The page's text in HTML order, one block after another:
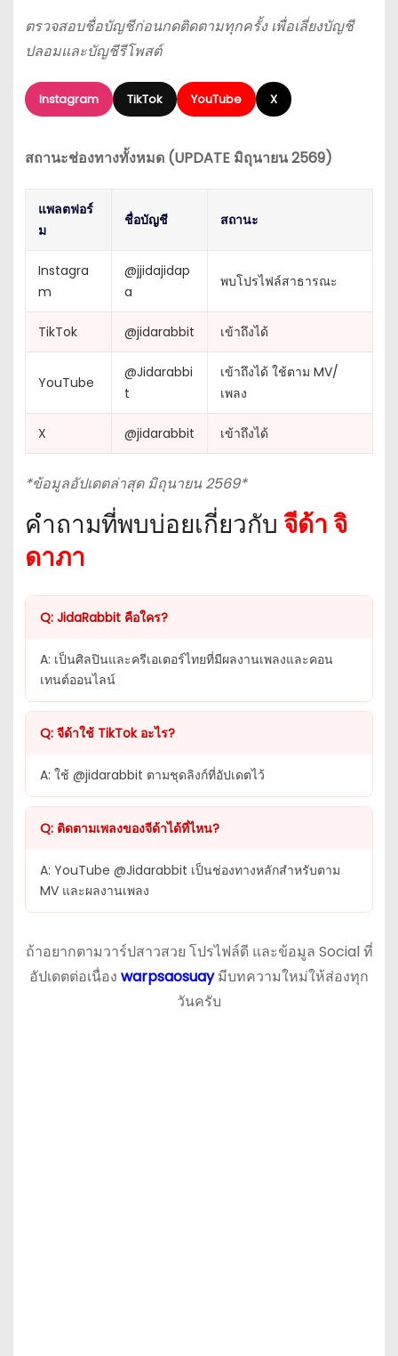
ตรวจสอบชื่อบัญชีก่อนกดติดตามทุกครั้ง เพื่อเลี่ยงบัญชี
ปลอมและบัญชีรีโพสต์
Instagram TikTok YouTube X
สถานะช่องทางทั้งหมด (UPDATE มิถุนายน 2569)
แพลตฟอร์
ม
ชื่อบัญชี สถานะ
Instagra
m
@jjidajidap
a
พบโปรไฟล์สาธารณะ
TikTok @jidarabbit เข้าถึงได้
YouTube
@Jidarabbi
t
เข้าถึงได้ ใช้ตาม MV/
เพลง
X @jidarabbit เข้าถึงได้
*ข้อมูลอัปเดตล่าสุด มิถุนายน 2569*
คำถามที่พบบ่อยเกี่ยวกับ จีด้า จิ
ดาภา
Q: JidaRabbit คือใคร?
A: เป็นศิลปินและครีเอเตอร์ไทยที่มีผลงานเพลงและคอน
เทนต์ออนไลน์
Q: จีด้าใช้ TikTok อะไร?
A: ใช้ @jidarabbit ตามชุดลิงก์ที่อัปเดตไว้
Q: ติดตามเพลงของจีด้าได้ที่ไหน?
A: YouTube @Jidarabbit เป็นช่องทางหลักสำหรับตาม
MV และผลงานเพลง
ถ้าอยากตามวาร์ปสาวสวย โปรไฟล์ดี และข้อมูล Social ที่
อัปเดตต่อเนื่อง warpsaosuayมีบทความใหม่ให้ส่องทุก
วันครับ